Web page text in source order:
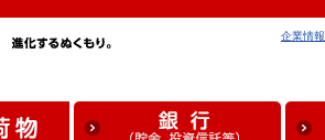
企業情報